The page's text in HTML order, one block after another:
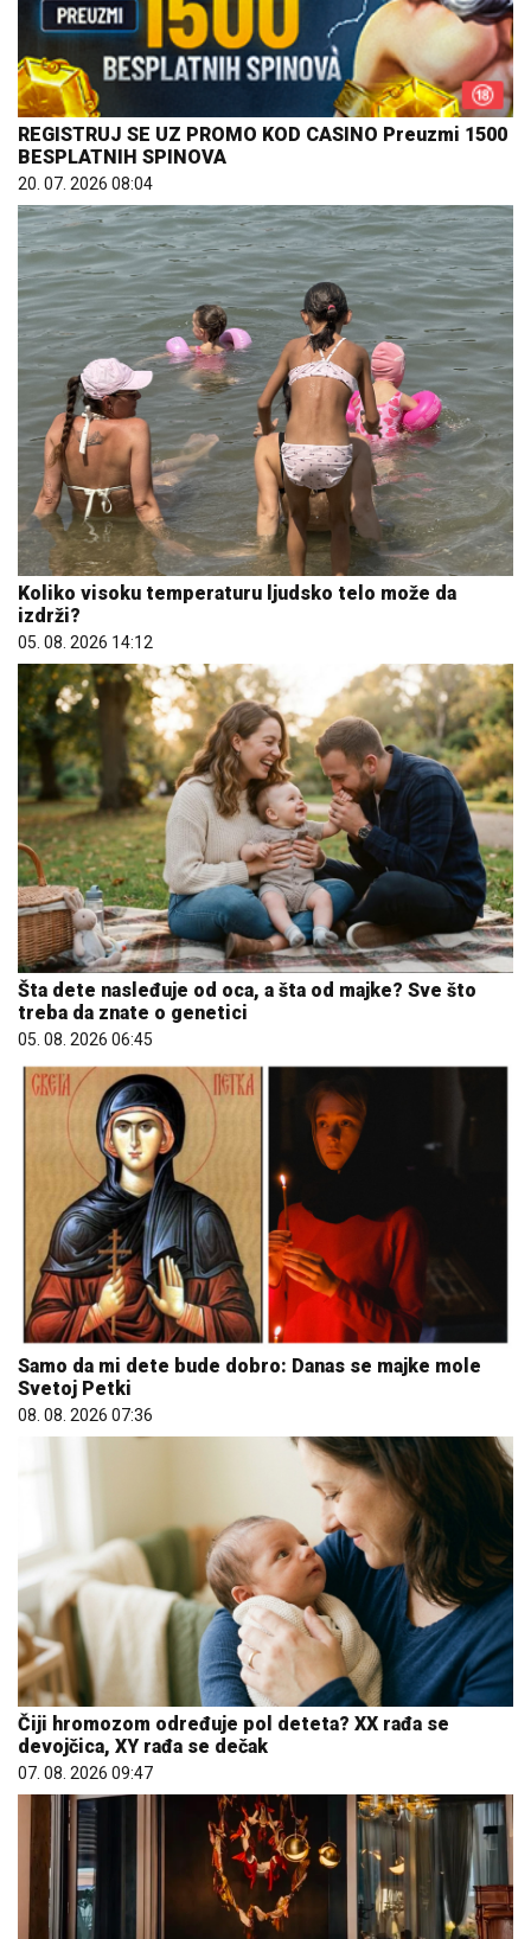
REGISTRUJ SE UZ PROMO KOD CASINO Preuzmi 1500
BESPLATNIH SPINOVA
20. 07. 2026 08:04
Koliko visoku temperaturu ljudsko telo može da
izdrži?
05. 08. 2026 14:12
Šta dete nasleđuje od oca, a šta od majke? Sve što
treba da znate o genetici
05. 08. 2026 06:45
Samo da mi dete bude dobro: Danas se majke mole
Svetoj Petki
08. 08. 2026 07:36
Čiji hromozom određuje pol deteta? XX rađa se
devojčica, XY rađa se dečak
07. 08. 2026 09:47